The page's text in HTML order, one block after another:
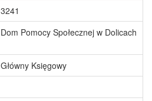
3241
Dom Pomocy Społecznej w Dolicach
Główny Księgowy